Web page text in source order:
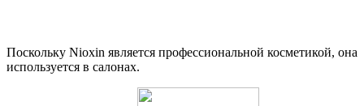
Поскольку Nioxin является профессиональной косметикой, она
используется в салонах.